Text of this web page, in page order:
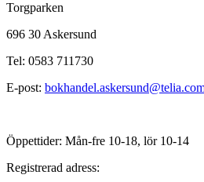
Torgparken
696 30 Askersund
Tel: 0583 711730
E-post:
Öppettider: Mån-fre 10-18, lör 10-14
Registrerad adress: